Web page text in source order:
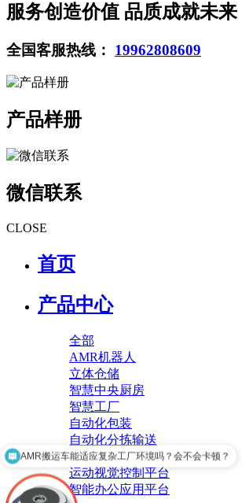
服务创造价值 品质成就未来
全国客服热线： 19962808609
产品样册
微信联系
CLOSE
首页
产品中心
全部
AMR机器人
立体仓储
智慧中央厨房
智慧工厂
自动化包装
自动化分拣输送
智慧工厂运维平台
运动视觉控制平台
智能办公应用平台
AMR搬运车能适应复杂工厂环境吗？会不会卡顿？